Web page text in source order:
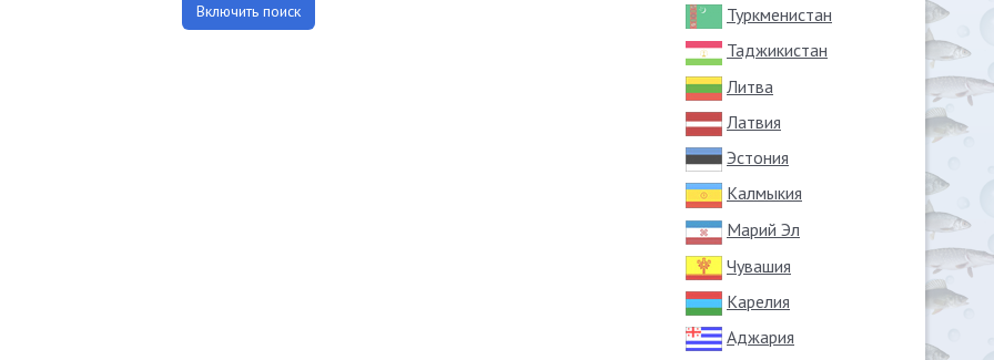
Включить поиск
Туркменистан
Таджикистан
Литва
Латвия
Эстония
Калмыкия
Марий Эл
Чувашия
Карелия
Аджария